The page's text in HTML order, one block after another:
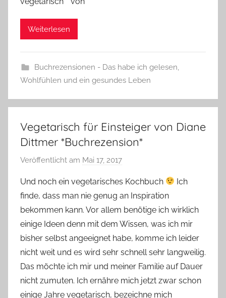
Weiterlesen
Buchrezensionen - Das habe ich gelesen,
Wohlfühlen und ein gesundes Leben
Vegetarisch für Einsteiger von Diane
Dittmer *Buchrezension*
Veröffentlicht am Mai 17, 2017
n
Y
v
o
n
n
e
Und noch ein vegetarisches Kochbuch
Ich
finde, dass man nie genug an Inspiration
bekommen kann. Vor allem benötige ich wirklich
einige Ideen denn mit dem Wissen, was ich mir
bisher selbst angeeignet habe, komme ich leider
nicht weit und es wird sehr schnell sehr langweilig.
Das möchte ich mir und meiner Familie auf Dauer
nicht zumuten. Ich ernähre mich jetzt zwar schon
einige Jahre vegetarisch, bezeichne mich